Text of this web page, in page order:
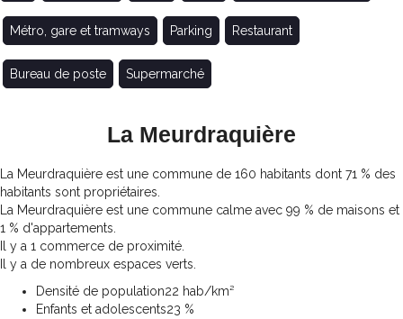
Métro, gare et tramways Parking Restaurant
Bureau de poste Supermarché
La Meurdraquière
La Meurdraquière est une commune de 160 habitants dont 71 % des
habitants sont propriétaires.
La Meurdraquière est une commune calme avec 99 % de maisons et
1 % d'appartements.
Il y a 1 commerce de proximité.
Il y a de nombreux espaces verts.
Densité de population22 hab/km²
Enfants et adolescents23 %